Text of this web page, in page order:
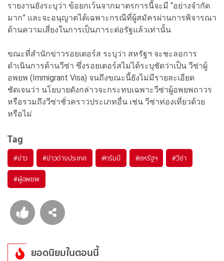
รายงานยังระบุว่า ข้อยกเว้นจากมาตรการนี้จะมี “อย่างจำกัด
มาก” และจะอนุญาตได้เฉพาะกรณีที่ผู้สมัครผ่านการพิจารณา
ด้านความเสี่ยงในการเป็นภาระต่อรัฐแล้วเท่านั้น
ขณะที่สำนักข่าวรอยเตอร์ส ระบุว่า สหรัฐฯ จะชะลอการ
ดำเนินการด้านวีซ่า ซึ่งรอยเตอร์สไม่ได้ระบุชัดว่าเป็น วีซ่าผู้
อพยพ (Immigrant Visa) จนถึงขณะนี้ยังไม่มีรายละเอียด
ชัดเจนว่า นโยบายดังกล่าวจะกระทบเฉพาะวีซ่าผู้อพยพถาวร
หรือรวมถึงวีซ่าชั่วคราวประเภทอื่น เช่น วีซ่าท่องเที่ยวด้วย
หรือไม่
Tag
#ข่าว #ข่าวต่างประเทศ #ทรัมป์ #สหรัฐฯ #วีซ่า
#ผู้อพยพ
ยอดนิยมในตอนนี้